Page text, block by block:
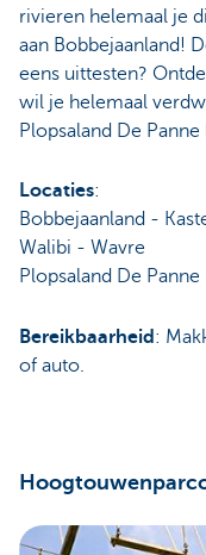
rivieren helemaal je
aan Bobbejaanland!
eens uittesten?
wil je helemaal
Plopsaland De
Locaties:
Bobbejaanland -
Walibi - Wavre
Plopsaland De
Bereikbaarheid :
of auto.